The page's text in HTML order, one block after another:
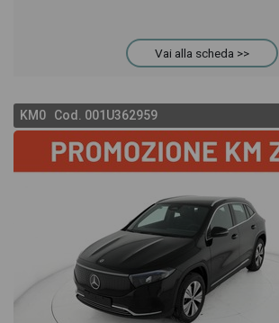
Vai alla scheda >>
KM0 Cod. 001U362959